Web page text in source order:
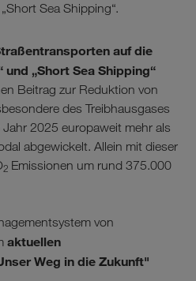
Sea Shipping“.
auf die
und „Short Sea Shipping“
Beitrag zur Reduktion von
des Treibhausgases
2025 europaweit mehr als
abgewickelt. Allein mit dieser
2 Emissionen um rund 375.000
von
aktuellen
Weg in die Zukunft"